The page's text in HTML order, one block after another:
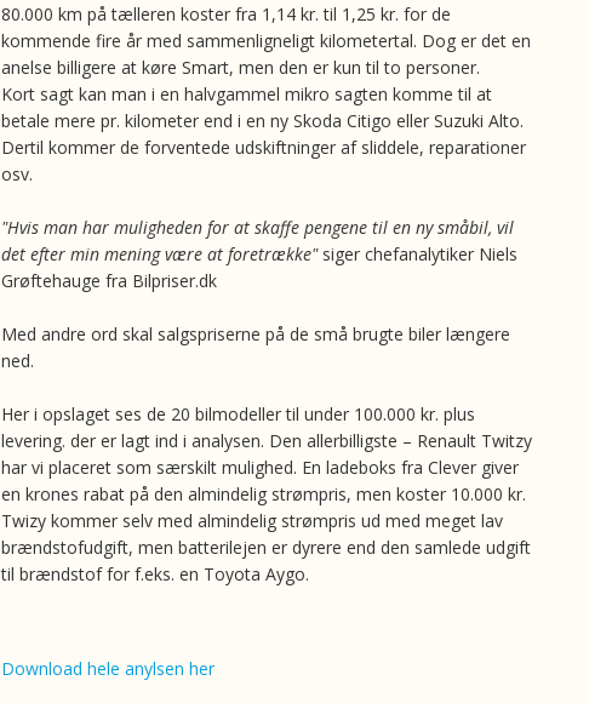
80.000 km på tælleren koster fra 1,14 kr. til 1,25 kr. for de
kommende fire år med sammenligneligt kilometertal. Dog er det en
anelse billigere at køre Smart, men den er kun til to personer.
Kort sagt kan man i en halvgammel mikro sagten komme til at
betale mere pr. kilometer end i en ny Skoda Citigo eller Suzuki Alto.
Dertil kommer de forventede udskiftninger af sliddele, reparationer
osv.
"Hvis man har muligheden for at skaffe pengene til en ny småbil, vil
det efter min mening være at foretrække" siger chefanalytiker Niels
Grøftehauge fra Bilpriser.dk
Med andre ord skal salgspriserne på de små brugte biler længere
ned.
Her i opslaget ses de 20 bilmodeller til under 100.000 kr. plus
levering. der er lagt ind i analysen. Den allerbilligste – Renault Twitzy
har vi placeret som særskilt mulighed. En ladeboks fra Clever giver
en krones rabat på den almindelig strømpris, men koster 10.000 kr.
Twizy kommer selv med almindelig strømpris ud med meget lav
brændstofudgift, men batterilejen er dyrere end den samlede udgift
til brændstof for f.eks. en Toyota Aygo.
Download hele anylsen her